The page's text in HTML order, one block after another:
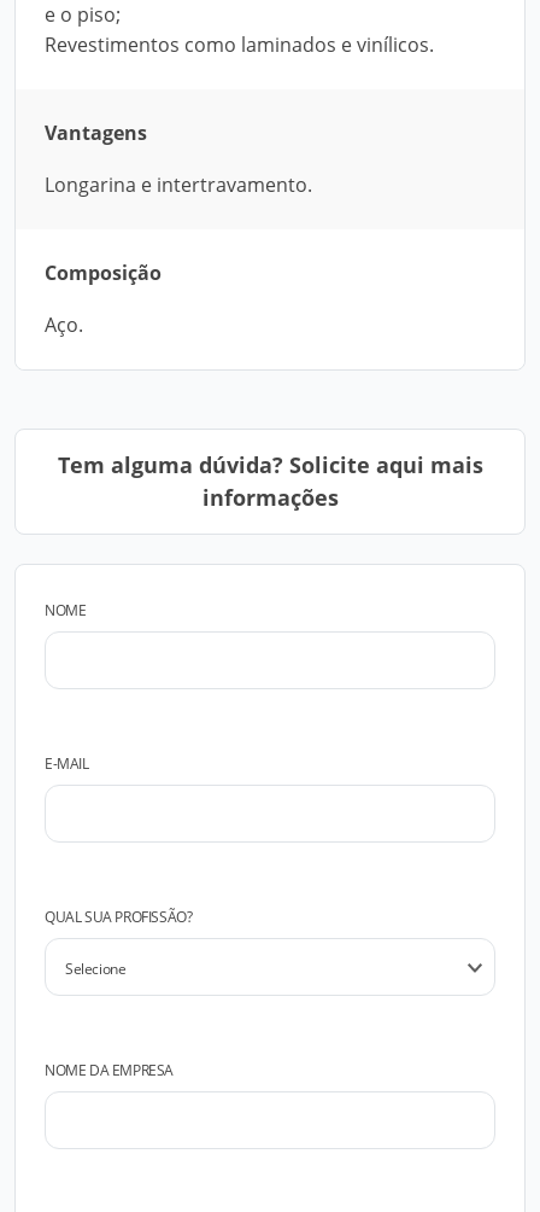
e o piso;
Revestimentos como laminados e vinílicos.
Vantagens
Longarina e intertravamento.
Composição
Aço.
Tem alguma dúvida? Solicite aqui mais
informações
NOME
E-MAIL
QUAL SUA PROFISSÃO?
NOME DA EMPRESA